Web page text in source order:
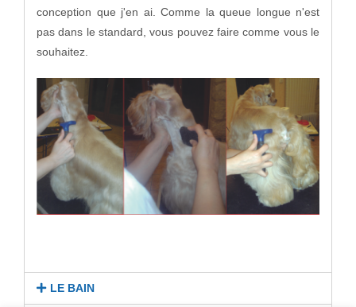
conception que j'en ai. Comme la queue longue n'est
pas dans le standard, vous pouvez faire comme vous le
souhaitez.
LE BAIN